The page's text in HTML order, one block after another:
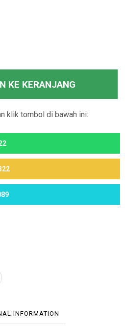
KE KERANJANG
klik tombol di bawah ini:
INFORMATION